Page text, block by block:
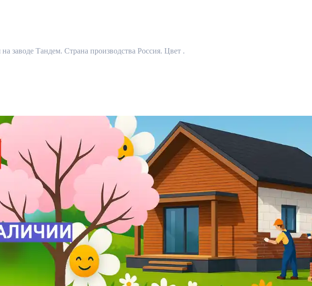
заводе Тандем. Страна производства Россия. Цвет .